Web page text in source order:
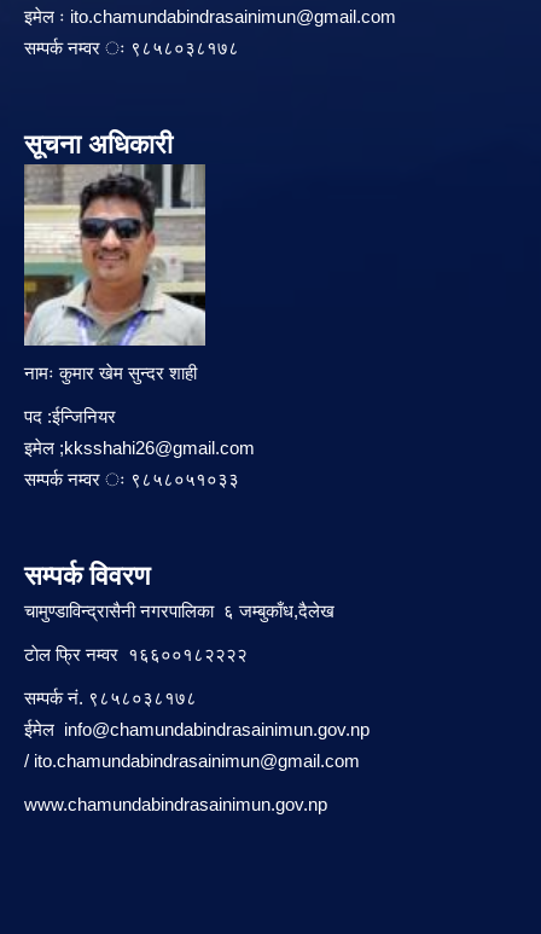
इमेल ः ito.chamundabindrasainimun@gmail.com
सम्पर्क नम्वर ः ९८५८०३८१७८
सूचना अधिकारी
नामः कुमार खेम सुन्दर शाही
पद :ईन्जिनियर
इमेल ;kksshahi26@gmail.com
सम्पर्क नम्वर ः ९८५८०५१०३३
सम्पर्क विवरण
चामुण्डाविन्द्रासैनी नगरपालिका ६ जम्बुकाँध,दैलेख
टाेल फ्रि नम्वर १६६००१८२२२२
सम्पर्क नं. ९८५८०३८१७८
ईमेल info@chamundabindrasainimun.gov.np
/ ito.chamundabindrasainimun@gmail.com
www.chamundabindrasainimun.gov.np